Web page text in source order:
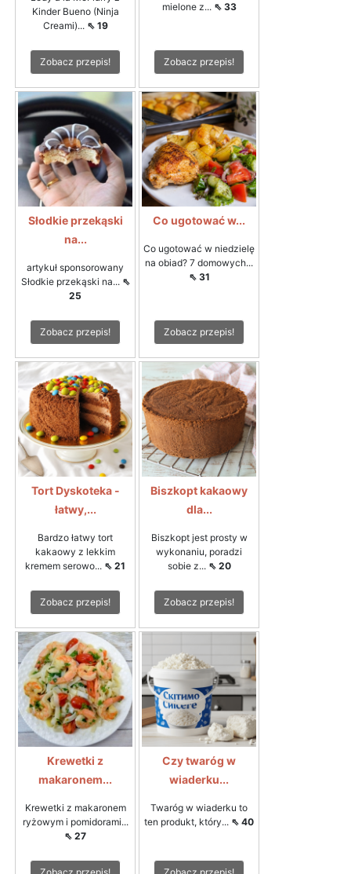
Kinder Bueno (Ninja
Creami)... ⇖ 19
Zobacz przepis!
mielone z... ⇖ 33
Zobacz przepis!
Słodkie przekąski
na...
artykuł sponsorowany
Słodkie przekąski na... ⇖
25
Zobacz przepis!
Co ugotować w...
Co ugotować w niedzielę
na obiad? 7 domowych...
⇖ 31
Zobacz przepis!
Tort Dyskoteka -
łatwy,...
Bardzo łatwy tort
kakaowy z lekkim
kremem serowo... ⇖ 21
Zobacz przepis!
Biszkopt kakaowy
dla...
Biszkopt jest prosty w
wykonaniu, poradzi
sobie z... ⇖ 20
Zobacz przepis!
Krewetki z
makaronem...
Krewetki z makaronem
ryżowym i pomidorami...
⇖ 27
Czy twaróg w
wiaderku...
Twaróg w wiaderku to
ten produkt, który... ⇖ 40